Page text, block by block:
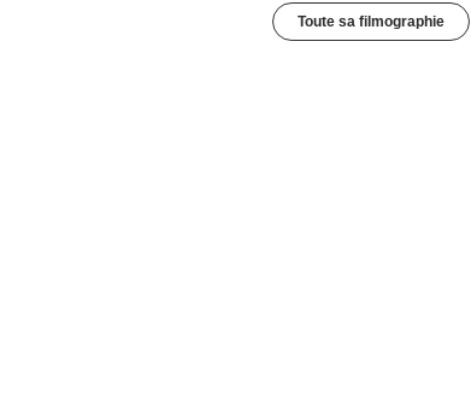
Toute sa filmographie